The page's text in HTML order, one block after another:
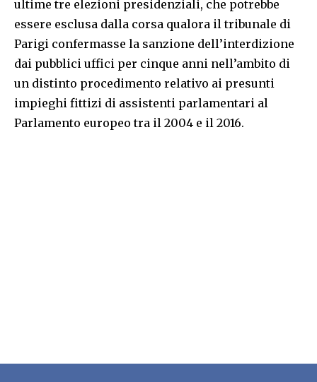
ultime tre elezioni presidenziali, che potrebbe
essere esclusa dalla corsa qualora il tribunale di
Parigi confermasse la sanzione dell’interdizione
dai pubblici uffici per cinque anni nell’ambito di
un distinto procedimento relativo ai presunti
impieghi fittizi di assistenti parlamentari al
Parlamento europeo tra il 2004 e il 2016.